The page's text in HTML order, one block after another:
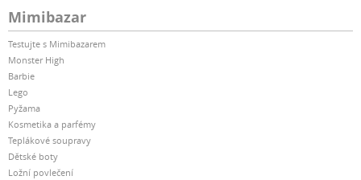
Mimibazar
Testujte s Mimibazarem
Monster High
Barbie
Lego
Pyžama
Kosmetika a parfémy
Teplákové soupravy
Dětské boty
Ložní povlečení